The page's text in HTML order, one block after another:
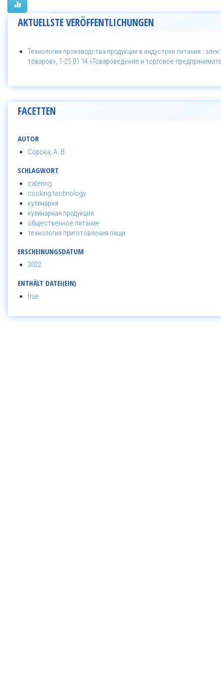
AKTUELLSTE VERÖFFENTLICHUNGEN
Технология производства продукции в индустрии питания :
товаров», 1-25 01 14 «Товароведение и торговое
FACETTEN
AUTOR
Сорока, А. В
SCHLAGWORT
catering
cooking technology
кулинария
кулинарная продукция
общественное питание
технология приготовления пищи
ERSCHEINUNGSDATUM
2022
ENTHÄLT DATEI(EIN)
true